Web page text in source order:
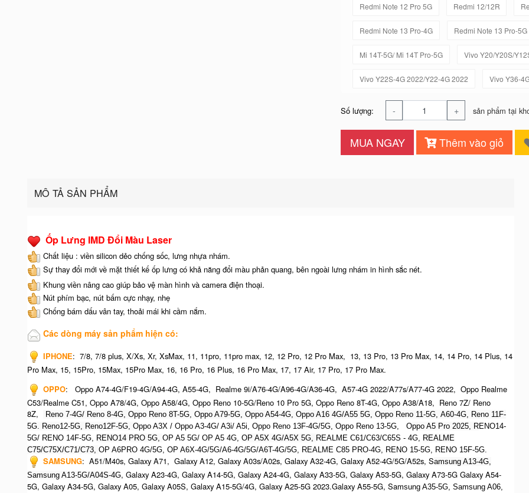
Redmi Note 12 Pro 5G Redmi 12/12R
Redmi Note 13 Pro-4G Redmi Note 13 Pro-5G
Mi 14T-5G/ Mi 14T Pro-5G Vivo Y20/Y20S/
Vivo Y22S-4G 2022/Y22-4G 2022 Vivo Y36-
Số lượng: - + sản phẩm tại
MUA NGAY Thêm vào giỏ
MÔ TẢ SẢN PHẨM
Ốp Lưng IMD Đổi Màu Laser
Chất liệu : viền silicon dẻo chống sốc, lưng nhựa nhám.
Sự thay đổi mới về mặt thiết kế ốp lưng có khả năng đổi màu phản quang, bên ngoài lưng nhám in hình sắc nét.
Khung viền nâng cao giúp bảo vệ màn hình và camera điện thoại.
Nút phím bạc, nút bấm cực nhạy, nhẹ
Chống bám dấu vân tay, thoải mái khi cầm nắm.
Các dòng máy sản phẩm hiện có:
IPHONE: 7/8, 7/8 plus, X/Xs, Xr, XsMax, 11, 11pro, 11pro max, 12, 12 Pro, 12 Pro Max, 13, 13 Pro, 13 Pro Max, 14, 14 Pro, 14 Plus, 14
Pro Max, 15, 15Pro, 15Max, 15Pro Max, 16, 16 Pro, 16 Plus, 16 Pro Max, 17, 17 Air, 17 Pro, 17 Pro Max.
OPPO:
Oppo A74-4G/F19-4G/A94-4G, A55-4G, Realme 9i/A76-4G/A96-4G/A36-4G, A57-4G 2022/A77s/A77-4G 2022, Oppo Realme
C53/Realme C51, Oppo A78/4G, Oppo A58/4G, Oppo Reno 10-5G/Reno 10 Pro 5G, Oppo Reno 8T-4G, Oppo A38/A18, Reno 7Z/ Reno
8Z,
Reno 7-4G/ Reno 8-4G, Oppo Reno 8T-5G, Oppo A79-5G, Oppo A54-4G, Oppo A16 4G/A55 5G, Oppo Reno 11-5G, A60-4G, Reno 11F-
5G. Reno12-5G, Reno12F-5G, Oppo A3X / Oppo A3-4G/ A3i/ A5i, Oppo Reno 13F-4G/5G, Oppo Reno 13-5G, Oppo A5 Pro 2025, RENO14-
5G/ RENO 14F-5G, RENO14 PRO 5G, OP A5 5G/ OP A5 4G, OP A5X 4G/A5X 5G, REALME C61/C63/C65S - 4G, REALME
C75/C75X/C71/C73, OP A6PRO 4G/5G, OP A6X-4G/5G/A6-4G/5G/A6T-4G/5G, REALME C85 PRO-4G, RENO 15-5G, RENO 15F-5G.
SAMSUNG: A51/M40s, Galaxy A71, Galaxy A12, Galaxy A03s/A02s, Galaxy A32-4G, Galaxy A52-4G/5G/A52s, Samsung A13-4G,
Samsung A13-5G/A04S-4G, Galaxy A23-4G, Galaxy A14-5G, Galaxy A24-4G, Galaxy A33-5G, Galaxy A53-5G, Galaxy A73-5G Galaxy A54-
5G, Galaxy A34-5G, Galaxy A05, Galaxy A05S, Galaxy A15-5G/4G, Galaxy A25-5G 2023.Galaxy A55-5G, Samsung A35-5G, Samsung A06,